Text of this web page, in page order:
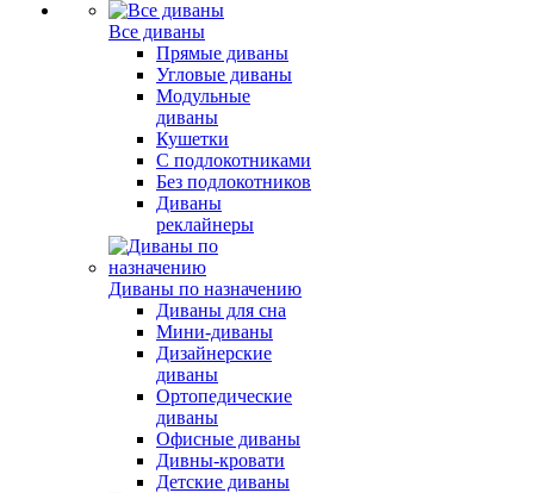
Все диваны
Прямые диваны
Угловые диваны
Модульные
диваны
Кушетки
С подлокотниками
Без подлокотников
Диваны
реклайнеры
Диваны по назначению
Диваны для сна
Мини-диваны
Дизайнерские
диваны
Ортопедические
диваны
Офисные диваны
Дивны-кровати
Детские диваны